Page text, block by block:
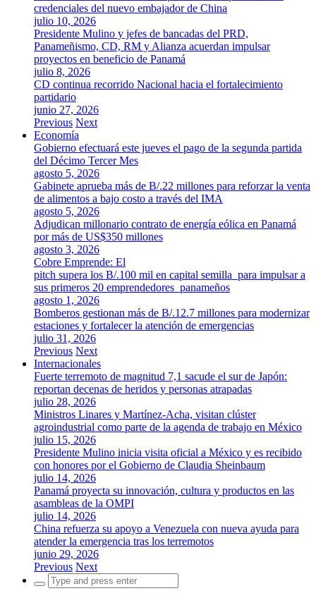
credenciales del nuevo embajador de China
julio 10, 2026
Presidente Mulino y jefes de bancadas del PRD,
Panameñismo, CD, RM y Alianza acuerdan impulsar
proyectos en beneficio de Panamá
julio 8, 2026
CD continua recorrido Nacional hacia el fortalecimiento
partidario
junio 27, 2026
Previous Next
Economía
Gobierno efectuará este jueves el pago de la segunda partida
del Décimo Tercer Mes
agosto 5, 2026
Gabinete aprueba más de B/.22 millones para reforzar la venta
de alimentos a bajo costo a través del IMA
agosto 5, 2026
Adjudican millonario contrato de energía eólica en Panamá
por más de US$350 millones
agosto 3, 2026
Cobre Emprende: El
pitch supera los B/.100 mil en capital semilla para impulsar a
sus primeros 20 emprendedores panameños
agosto 1, 2026
Bomberos gestionan más de B/.12.7 millones para modernizar
estaciones y fortalecer la atención de emergencias
julio 31, 2026
Previous Next
Internacionales
Fuerte terremoto de magnitud 7,1 sacude el sur de Japón:
reportan decenas de heridos y personas atrapadas
julio 28, 2026
Ministros Linares y Martínez-Acha, visitan clúster
agroindustrial como parte de la agenda de trabajo en México
julio 15, 2026
Presidente Mulino inicia visita oficial a México y es recibido
con honores por el Gobierno de Claudia Sheinbaum
julio 14, 2026
Panamá proyecta su innovación, cultura y productos en las
asambleas de la OMPI
julio 14, 2026
China refuerza su apoyo a Venezuela con nueva ayuda para
atender la emergencia tras los terremotos
junio 29, 2026
Previous Next
Search
for: